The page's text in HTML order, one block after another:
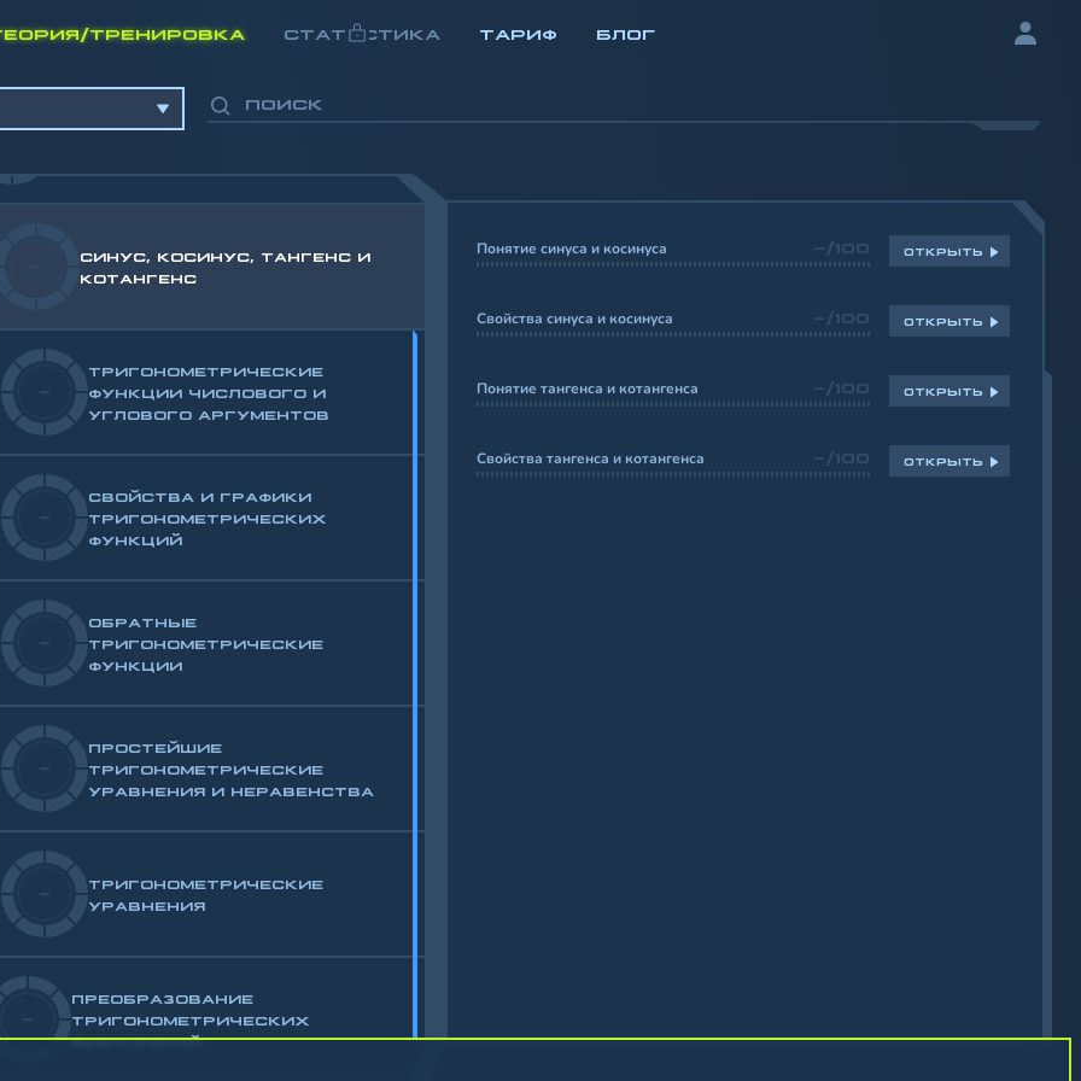
ТРЕНИРОВКА СТАТИСТИКА ТАРИФ БЛОГ
СИНУС, КОСИНУС, ТАНГЕНС И
КОТАНГЕНС
-
ТРИГОНОМЕТРИЧЕСКИЕ
ФУНКЦИИ ЧИСЛОВОГО И
УГЛОВОГО АРГУМЕНТОВ
-
СВОЙСТВА И ГРАФИКИ
ТРИГОНОМЕТРИЧЕСКИХ
ФУНКЦИЙ
-
ОБРАТНЫЕ
ТРИГОНОМЕТРИЧЕСКИЕ
ФУНКЦИИ
-
ПРОСТЕЙШИЕ
ТРИГОНОМЕТРИЧЕСКИЕ
УРАВНЕНИЯ И НЕРАВЕНСТВА
-
ТРИГОНОМЕТРИЧЕСКИЕ
УРАВНЕНИЯ
-
ПРЕОБРАЗОВАНИЕ
ТРИГОНОМЕТРИЧЕСКИХ
ВЫРАЖЕНИЙ
Понятие синуса и косинуса -/100 ОТКРЫТЬ
Свойства синуса и косинуса -/100 ОТКРЫТЬ
Понятие тангенса и котангенса -/100 ОТКРЫТЬ
Свойства тангенса и котангенса -/100 ОТКРЫТЬ